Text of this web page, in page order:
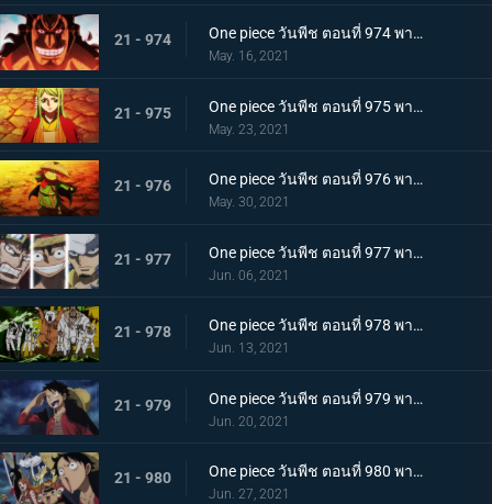
21 - 974 One piece วันพีช ตอนที่ 974 พากย์ไทย โอเด้งจะไม่ใช่โอเด้งถ้าไม่ต้ม!
May. 16, 2021
21 - 975 One piece วันพีช ตอนที่ 975 พากย์ไทย ปราสาทลุกเป็นไฟ! โชคชะตาของตระกูลโคสึกิ!
May. 23, 2021
21 - 976 One piece วันพีช ตอนที่ 976 พากย์ไทย กลับสู่ปัจจุบัน! 20 ปีต่อมา
May. 30, 2021
21 - 977 One piece วันพีช ตอนที่ 977 พากย์ไทย ทะเลมีไว้สำหรับโจรสลัด! บุก! มุ่งสู่โอนิกาชิมะ
Jun. 06, 2021
21 - 978 One piece วันพีช ตอนที่ 978 พากย์ไทย รุ่นที่เลวร้ายที่สุดมาแล้ว! การต่อสู้กลางทะเลอันดุเดือด
Jun. 13, 2021
21 - 979 One piece วันพีช ตอนที่ 979 พากย์ไทย โชคดีงั้นรึ!? แผนการของคินเอม่อน
Jun. 20, 2021
21 - 980 One piece วันพีช ตอนที่ 980 พากย์ไทย สัญญาแห่งน้ำตา! โมโมโนะสุเกะถูกลักพาตัว
Jun. 27, 2021